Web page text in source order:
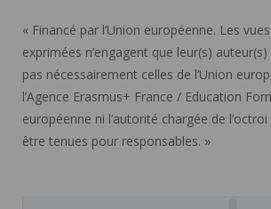
« Financé par l’Union européenne. Les
exprimées n’engagent que leur(s)
pas nécessairement celles de l’Union
l’Agence Erasmus+ France / Education
européenne ni l’autorité chargée de
être tenues pour responsables. »